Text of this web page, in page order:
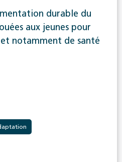
durable du
aux jeunes pour
notamment de santé